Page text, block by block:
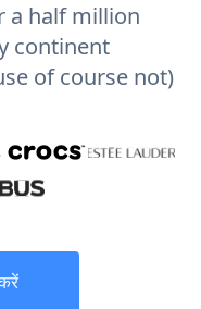
a half million
continent
of course not)